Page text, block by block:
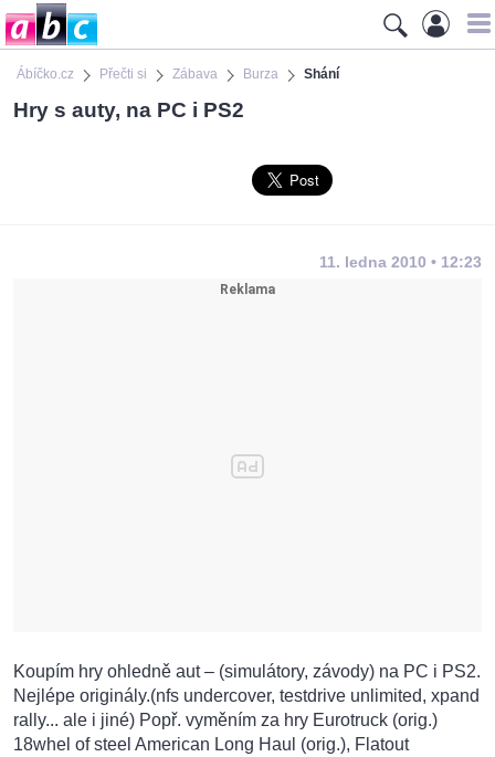
Ábíčko.cz Přečti si Zábava Burza Shání
Hry s auty, na PC i PS2
11. ledna 2010 • 12:23
Koupím hry ohledně aut – (simulátory, závody) na PC i PS2.
Nejlépe originály.(nfs undercover, testdrive unlimited, xpand
rally... ale i jiné) Popř. vyměním za hry Eurotruck (orig.)
18whel of steel American Long Haul (orig.), Flatout